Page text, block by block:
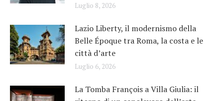
Luglio 8, 2026
Lazio Liberty, il modernismo della
Belle Époque tra Roma, la costa e le
città d’arte
Luglio 6, 2026
La Tomba François a Villa Giulia: il